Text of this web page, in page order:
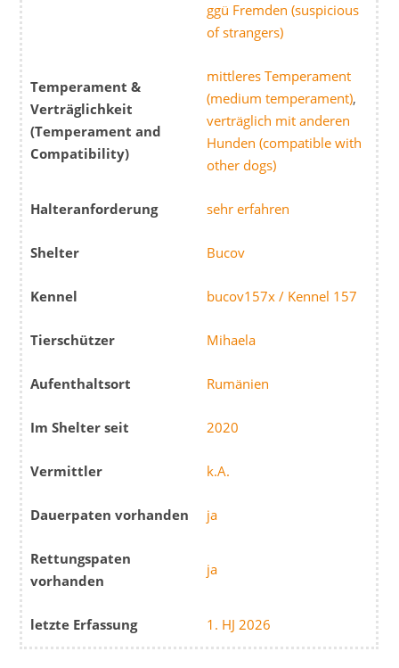
ggü Fremden (suspicious
of strangers)
Temperament &
Verträglichkeit
(Temperament and
Compatibility)
mittleres Temperament
(medium temperament),
verträglich mit anderen
Hunden (compatible with
other dogs)
Halteranforderung sehr erfahren
Shelter Bucov
Kennel bucov157x / Kennel 157
Tierschützer Mihaela
Aufenthaltsort Rumänien
Im Shelter seit 2020
Vermittler k.A.
Dauerpaten vorhanden ja
Rettungspaten
vorhanden
ja
letzte Erfassung 1. HJ 2026